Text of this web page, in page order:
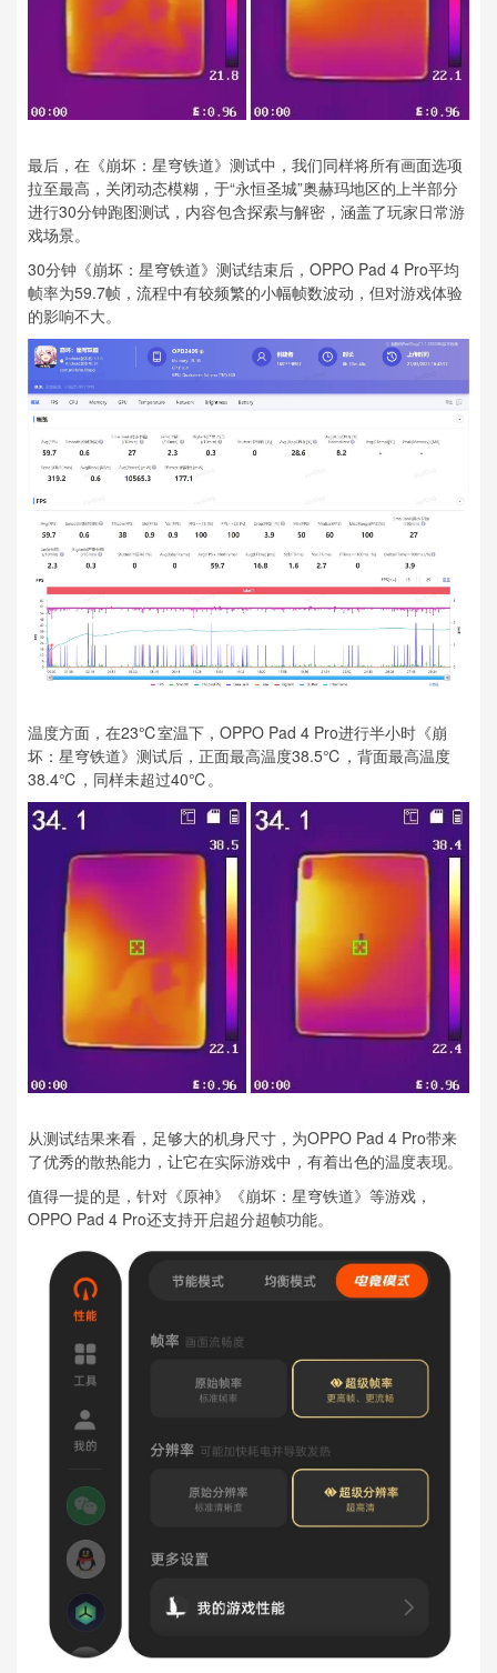
最后，在《崩坏：星穹铁道》测试中，我们同样将所有画面选项
拉至最高，关闭动态模糊，于“永恒圣城”奥赫玛地区的上半部分
进行30分钟跑图测试，内容包含探索与解密，涵盖了玩家日常游
戏场景。
30分钟《崩坏：星穹铁道》测试结束后，OPPO Pad 4 Pro平均
帧率为59.7帧，流程中有较频繁的小幅帧数波动，但对游戏体验
的影响不大。
温度方面，在23℃室温下，OPPO Pad 4 Pro进行半小时《崩
坏：星穹铁道》测试后，正面最高温度38.5℃，背面最高温度
38.4℃，同样未超过40℃。
从测试结果来看，足够大的机身尺寸，为OPPO Pad 4 Pro带来
了优秀的散热能力，让它在实际游戏中，有着出色的温度表现。
值得一提的是，针对《原神》《崩坏：星穹铁道》等游戏，
OPPO Pad 4 Pro还支持开启超分超帧功能。